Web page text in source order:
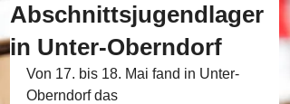
Abschnittsjugendlager
in Unter-Oberndorf
Von 17. bis 18. Mai fand in Unter-
Oberndorf das